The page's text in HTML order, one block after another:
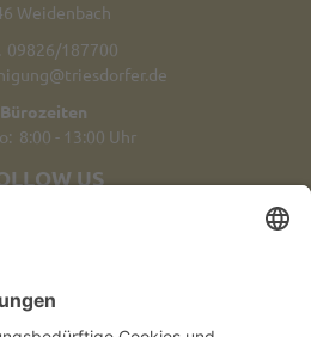
Weidenbach
09826/187700
Bürozeiten
8:00 - 13:00 Uhr
US